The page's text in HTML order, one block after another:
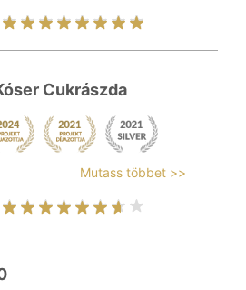
Cukrászda
Mutass többet >>